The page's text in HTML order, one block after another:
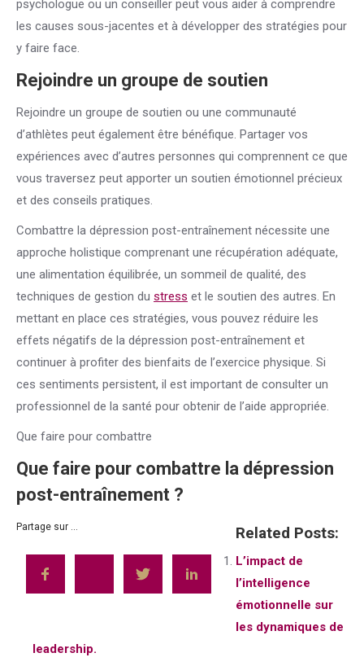
psychologue ou un conseiller peut vous aider à comprendre
les causes sous-jacentes et à développer des stratégies pour
y faire face.
Rejoindre un groupe de soutien
Rejoindre un groupe de soutien ou une communauté
d’athlètes peut également être bénéfique. Partager vos
expériences avec d’autres personnes qui comprennent ce que
vous traversez peut apporter un soutien émotionnel précieux
et des conseils pratiques.
Combattre la dépression post-entraînement nécessite une
approche holistique comprenant une récupération adéquate,
une alimentation équilibrée, un sommeil de qualité, des
techniques de gestion du stress et le soutien des autres. En
mettant en place ces stratégies, vous pouvez réduire les
effets négatifs de la dépression post-entraînement et
continuer à profiter des bienfaits de l’exercice physique. Si
ces sentiments persistent, il est important de consulter un
professionnel de la santé pour obtenir de l’aide appropriée.
Que faire pour combattre
Que faire pour combattre la dépression
post-entraînement ?
Partage sur ... Related Posts:
L’impact de
l’intelligence
émotionnelle sur
les dynamiques de
leadership.